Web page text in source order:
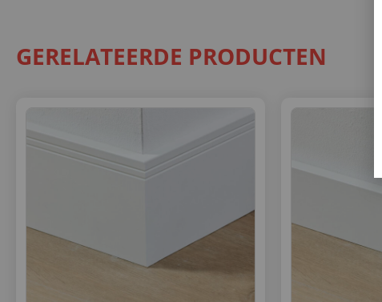
GERELATEERDE PRODUCTEN